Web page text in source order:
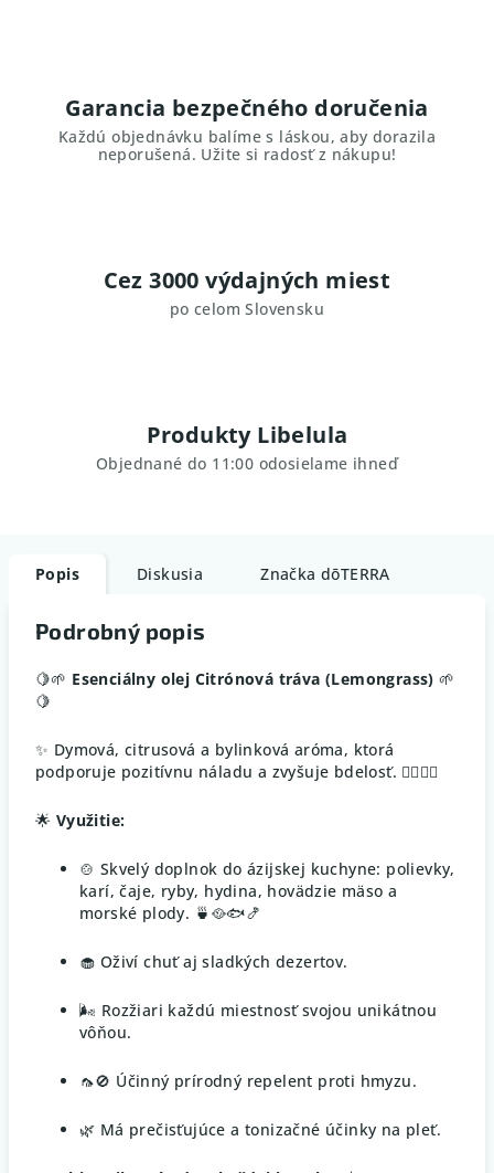
Garancia bezpečného doručenia
Každú objednávku balíme s láskou, aby dorazila
neporušená. Užite si radosť z nákupu!
Cez 3000 výdajných miest
po celom Slovensku
Produkty Libelula
Objednané do 11:00 odosielame ihneď
Popis Diskusia Značka dōTERRA
Podrobný popis
🍋🌱 Esenciálny olej Citrónová tráva (Lemongrass) 🌱
🍋
✨ Dymová, citrusová a bylinková aróma, ktorá
podporuje pozitívnu náladu a zvyšuje bdelosť. 💆‍♀️🧘‍♂️
🌟 Využitie:
🍲 Skvelý doplnok do ázijskej kuchyne: polievky,
karí, čaje, ryby, hydina, hovädzie mäso a
morské plody. 🍵🥘🐟🍤
🧁 Oživí chuť aj sladkých dezertov.
🌬️ Rozžiari každú miestnosť svojou unikátnou
vôňou.
🦟🚫 Účinný prírodný repelent proti hmyzu.
🌿 Má prečisťujúce a tonizačné účinky na pleť.